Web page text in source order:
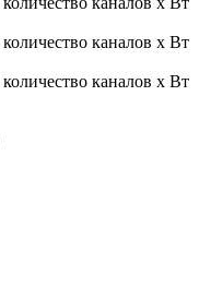
каналов х Вт
каналов х Вт